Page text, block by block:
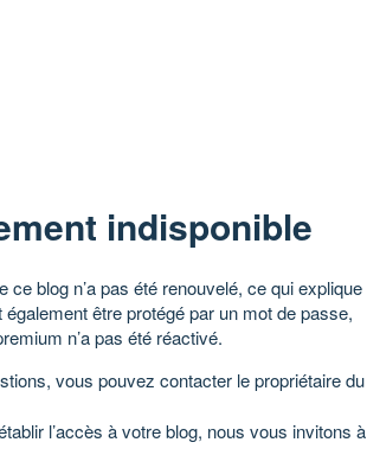
indisponible
ce blog n’a pas été renouvelé, ce qui explique
être protégé par un mot de passe,
n’a pas été réactivé.
vous pouvez contacter le propriétaire du
l’accès à votre blog, nous vous invitons à